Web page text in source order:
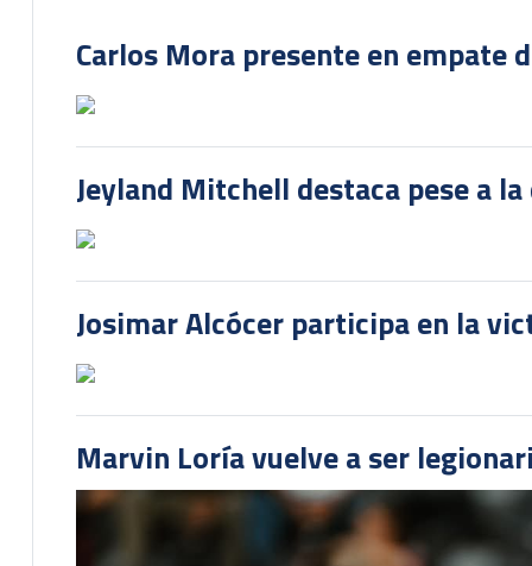
Carlos Mora presente en empate
Jeyland Mitchell destaca pese a
Josimar Alcócer participa en la
Marvin Loría vuelve a ser